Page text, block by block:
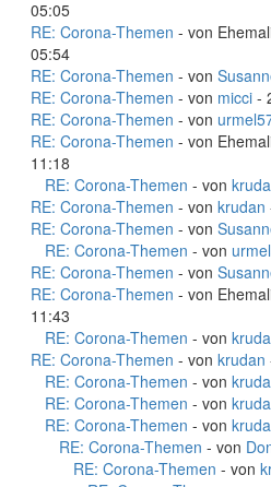
05:05
RE: Corona-Themen - von
05:54
RE: Corona-Themen - von
RE: Corona-Themen - von micci -
RE: Corona-Themen - von
RE: Corona-Themen - von
11:18
RE: Corona-Themen - von
RE: Corona-Themen - von krudan
RE: Corona-Themen - von
RE: Corona-Themen - von
RE: Corona-Themen - von
RE: Corona-Themen - von
11:43
RE: Corona-Themen - von
RE: Corona-Themen - von krudan
RE: Corona-Themen - von
RE: Corona-Themen - von
RE: Corona-Themen - von
RE: Corona-Themen - von
RE: Corona-Themen - von